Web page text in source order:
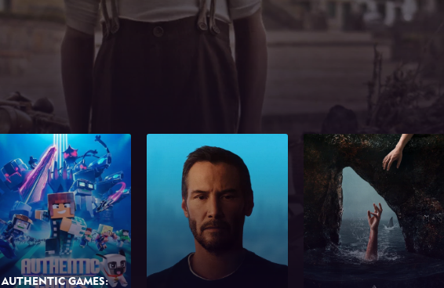
AUTHENTIC GAMES: